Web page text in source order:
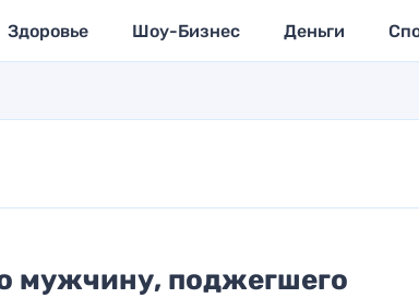
Здоровье Шоу-Бизнес Деньги
мужчину, поджегшего